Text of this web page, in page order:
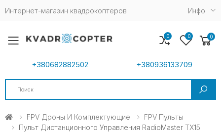
Интернет-магазин квадрокоптеров Инфо
Toggle mobile menu
+380682882502 +380936133709
Search
0 0 0
FPV Дроны И Комплектующие
FPV Пульты
Пульт Дистанционного Управления RadioMaster TX15